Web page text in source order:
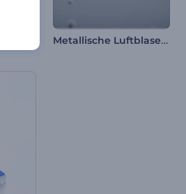
Metallische Luftblasen Intro